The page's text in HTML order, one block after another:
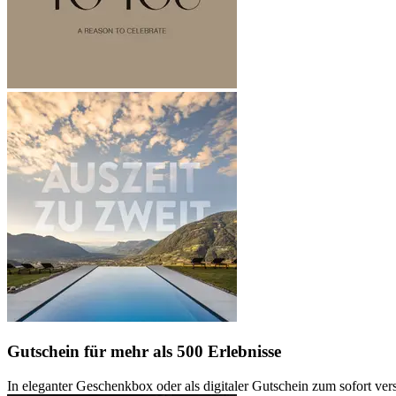
Gutschein für mehr als 500 Erlebnisse
In eleganter Geschenkbox oder als digitaler Gutschein zum sofort